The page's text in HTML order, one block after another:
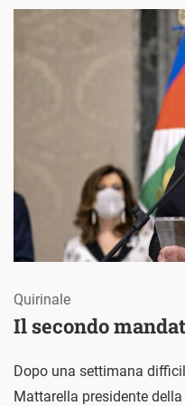
Il secondo
Quirinale
Dopo una settimana
Mattarella presidente